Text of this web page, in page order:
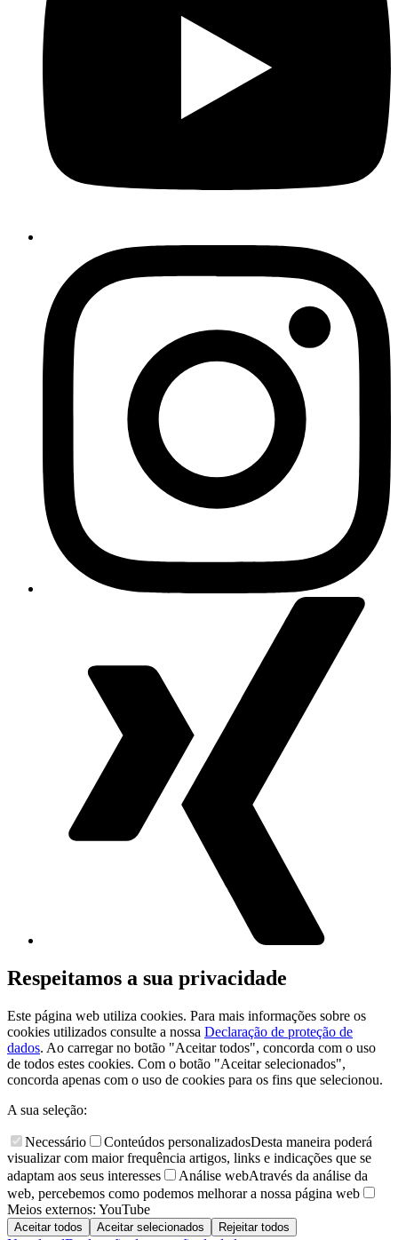
Respeitamos a sua privacidade
Este página web utiliza cookies. Para mais informações sobre os
cookies utilizados consulte a nossa Declaração de proteção de
dados. Ao carregar no botão "Aceitar todos", concorda com o uso
de todos estes cookies. Com o botão "Aceitar selecionados",
concorda apenas com o uso de cookies para os fins que selecionou.
A sua seleção:
Necessário Conteúdos personalizadosDesta maneira poderá
visualizar com maior frequência artigos, links e indicações que se
adaptam aos seus interesses
Análise webAtravés da análise da
web, percebemos como podemos melhorar a nossa página web
Meios externos: YouTube
Aceitar todos Aceitar selecionados Rejeitar todos